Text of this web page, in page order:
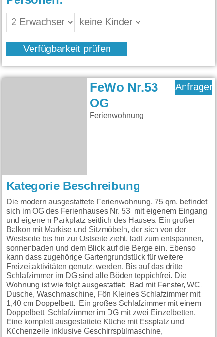
Verfügbarkeit prüfen
FeWo Nr.53
OG
Ferienwohnung
Anfragen
Kategorie Beschreibung
Die modern ausgestattete Ferienwohnung, 75 qm, befindet
sich im OG des Ferienhauses Nr. 53 mit eigenem Eingang
und eigenem Parkplatz seitlich des Hauses. Ein großer
Balkon mit Markise und Sitzmöbeln, der sich von der
Westseite bis hin zur Ostseite zieht, lädt zum entspannen,
sonnenbaden und dem Blick auf die Berge ein. Ebenso
kann dass zugehörige Gartengrundstück für weitere
Freizeitaktivitäten genutzt werden. Bis auf das dritte
Schlafzimmer im DG sind alle Böden teppichfrei. Die
Wohnung ist wie folgt ausgestattet: Bad mit Fenster, WC,
Dusche, Waschmaschine, Fön Kleines Schlafzimmer mit
1,40 cm Doppelbett. Ein großes Schlafzimmer mit einem
Doppelbett Schlafzimmer im DG mit zwei Einzelbetten.
Eine komplett ausgestattete Küche mit Essplatz und
Küchenzeile inklusive Geschirrspülmaschine,